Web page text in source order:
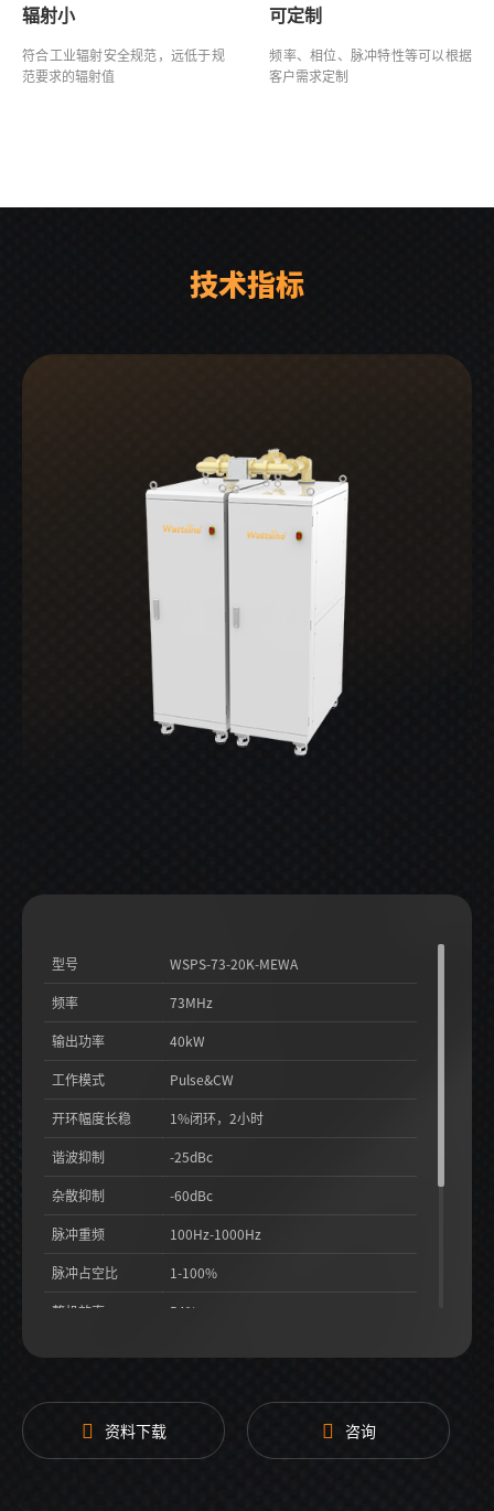
辐射小
符合工业辐射安全规范，远低于规
范要求的辐射值
可定制
频率、相位、脉冲特性等可以根据
客户需求定制
技术指标
型号 WSPS-73-20K-MEWA
频率 73MHz
输出功率 40kW
工作模式 Pulse&CW
开环幅度长稳 1%闭环，2小时
谐波抑制 -25dBc
杂散抑制 -60dBc
脉冲重频 100Hz-1000Hz
脉冲占空比 1-100%
整机效率 54%
更多参数 请电联我司获取详细技术规格书
资料下载 咨询